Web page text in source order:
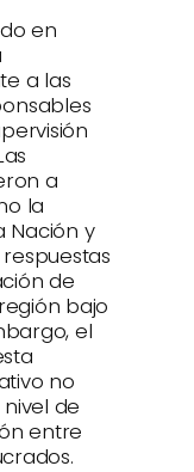
en
a las
a
la
Nación y
de
bajo
el
no
de
entre